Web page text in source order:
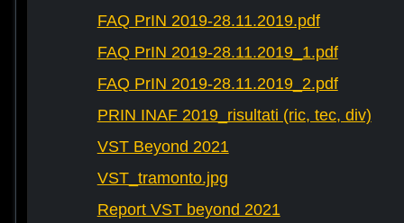
FAQ PrIN 2019-28.11.2019.pdf
FAQ PrIN 2019-28.11.2019_1.pdf
FAQ PrIN 2019-28.11.2019_2.pdf
PRIN INAF 2019_risultati (ric, tec, div)
VST Beyond 2021
VST_tramonto.jpg
Report VST beyond 2021